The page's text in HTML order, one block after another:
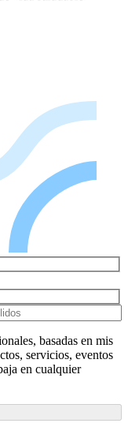
basadas en mis
servicios, eventos
en cualquier